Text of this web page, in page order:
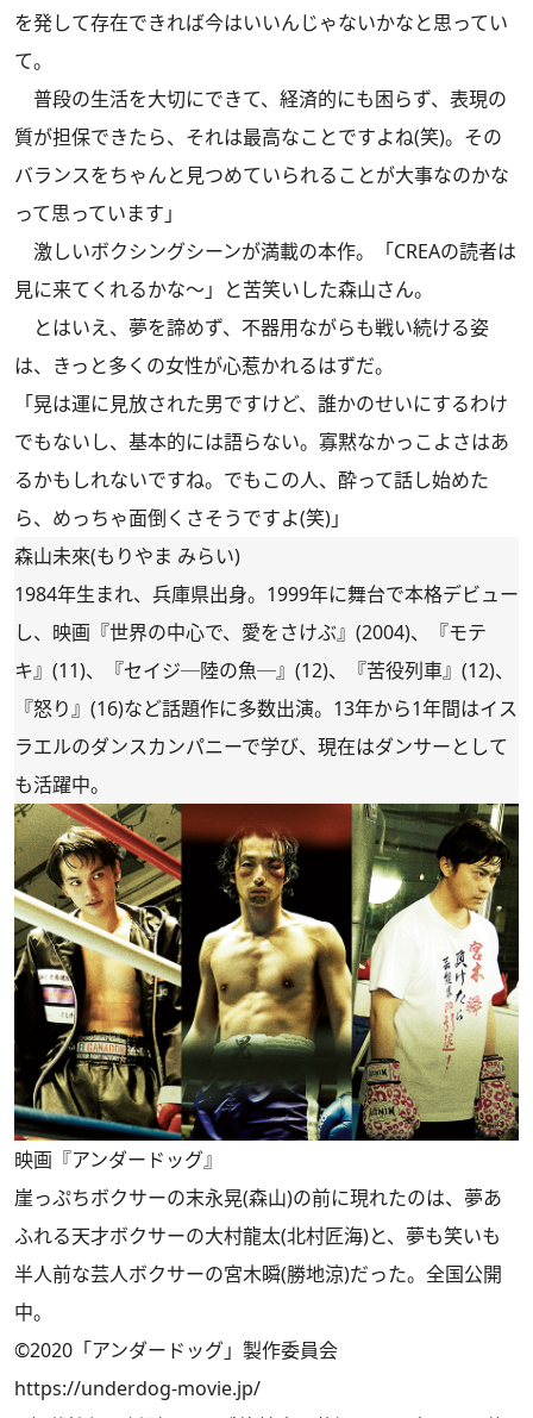
を発して存在できれば今はいいんじゃないかなと思ってい
て。
普段の生活を大切にできて、経済的にも困らず、表現の
質が担保できたら、それは最高なことですよね(笑)。その
バランスをちゃんと見つめていられることが大事なのかな
って思っています」
激しいボクシングシーンが満載の本作。「CREAの読者は
見に来てくれるかな～」と苦笑いした森山さん。
とはいえ、夢を諦めず、不器用ながらも戦い続ける姿
は、きっと多くの女性が心惹かれるはずだ。
「晃は運に見放された男ですけど、誰かのせいにするわけ
でもないし、基本的には語らない。寡黙なかっこよさはあ
るかもしれないですね。でもこの人、酔って話し始めた
ら、めっちゃ面倒くさそうですよ(笑)」
森山未來(もりやま みらい)
1984年生まれ、兵庫県出身。1999年に舞台で本格デビュー
し、映画『世界の中心で、愛をさけぶ』(2004)、『モテ
キ』(11)、『セイジ─陸の魚─』(12)、『苦役列車』(12)、
『怒り』(16)など話題作に多数出演。13年から1年間はイス
ラエルのダンスカンパニーで学び、現在はダンサーとして
も活躍中。
映画『アンダードッグ』
崖っぷちボクサーの末永晃(森山)の前に現れたのは、夢あ
ふれる天才ボクサーの大村龍太(北村匠海)と、夢も笑いも
半人前な芸人ボクサーの宮木瞬(勝地涼)だった。全国公開
中。
©2020「アンダードッグ」製作委員会
https://underdog-movie.jp/